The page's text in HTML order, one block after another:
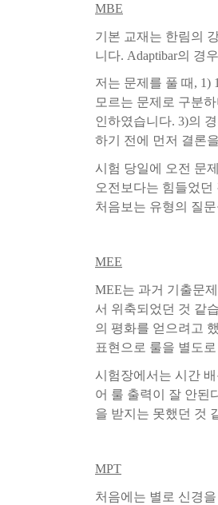
MBE
기본 교재는 한림의
니다. Adaptibar의 경우
저는 문제를 풀 때 , 1)
모르는 문제로 구분하
인하였습니다. 3)의
하기
전에 먼저 결론을
시험 당일에 오전 문
오전보다는 힘들었던
처음보는 유형의 질문
MEE
MEE는 과거 기출문제
서 위축되었던 것 같
의 평화를 얻으려고
표현으로 룰을 별도로
시험장에서는 시간 배
어 룰 출력이 잘 안된
을 받지는 못했던 것
MPT
처음에는 별로 신경을